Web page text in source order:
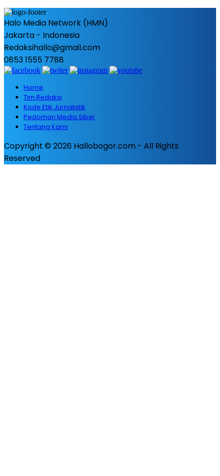
Halo Media Network (HMN)
Jakarta - Indonesia
Redaksihallo@gmail.com
0853 1555 7788
Home
Tim Redaksi
Kode Etik Jurnalistik
Pedoman Media Siber
Tentang Kami
Copyright © 2026 Hallobogor.com - All Rights
Reserved